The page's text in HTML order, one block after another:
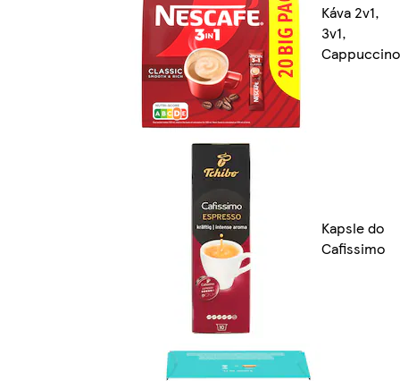
Káva 2v1,
3v1,
Cappuccino
Kapsle do
Cafissimo